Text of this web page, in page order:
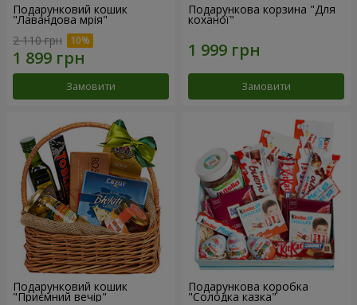
Подарунковий кошик
"Лавандова мрія"
2 110 грн
Замовити
Подарункова корзина "Для
коханої"
Замовити
Подарунковий кошик
"Приємний вечір"
Подарункова коробка
"Солодка казка"